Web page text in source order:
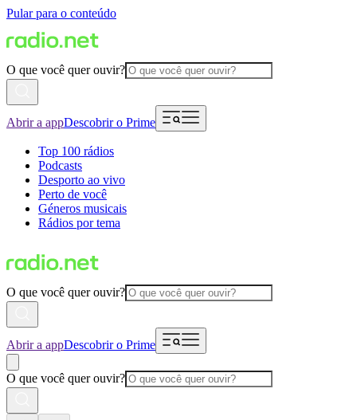
Pular para o conteúdo
O que você quer ouvir?
Abrir a appDescobrir o Prime
Top 100 rádios
Podcasts
Desporto ao vivo
Perto de você
Géneros musicais
Rádios por tema
O que você quer ouvir?
Abrir a appDescobrir o Prime
O que você quer ouvir?